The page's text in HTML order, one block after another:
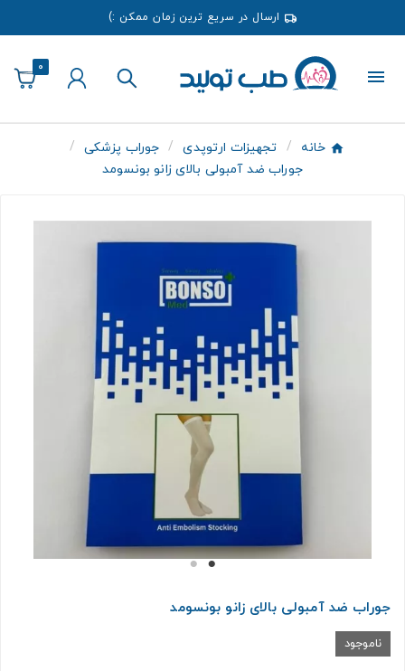
ارسال در سریع ترین زمان ممکن :)
0
خانه تجهیزات ارتوپدی
جوراب پزشکی
جوراب ضد آمبولی بالای زانو بونسومد
جوراب ضد آمبولی بالای زانو بونسومد
ناموجود